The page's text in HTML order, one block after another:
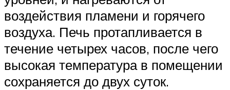
воздействия пламени и горячего
воздуха. Печь протапливается в
течение четырех часов, после чего
высокая температура в помещении
сохраняется до двух суток.